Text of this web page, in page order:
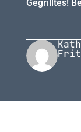
Gegrilltes!